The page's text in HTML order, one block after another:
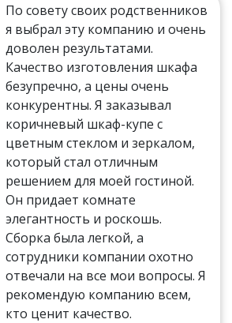
По совету своих родственников
я выбрал эту компанию и очень
доволен результатами.
Качество изготовления шкафа
безупречно, а цены очень
конкурентны. Я заказывал
коричневый шкаф-купе с
цветным стеклом и зеркалом,
который стал отличным
решением для моей гостиной.
Он придает комнате
элегантность и роскошь.
Сборка была легкой, а
сотрудники компании охотно
отвечали на все мои вопросы. Я
рекомендую компанию всем,
кто ценит качество.